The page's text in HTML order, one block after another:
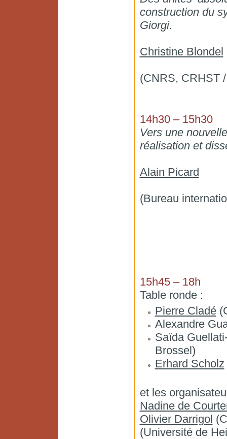
construction du
Giorgi.
Christine Blondel
(CNRS, CRHST
14h30 – 15h30
Vers une
réalisation et
Alain Picard
(Bureau
15h45 – 18h
Table ronde :
Pierre Cladé
Alexandre
Saïda
Brossel)
Erhard Scholz
et les
Nadine de
Olivier Darrigol
(Université de